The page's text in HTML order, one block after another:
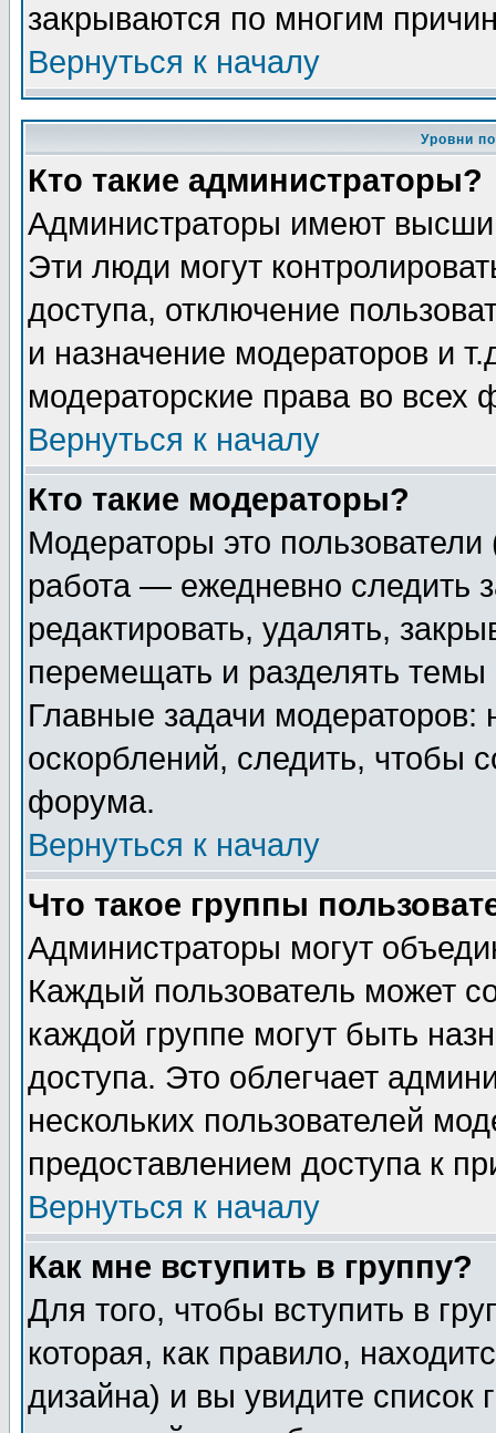
закрываются по многим
Вернуться к началу
Уровни
Кто такие администраторы?
Администраторы имеют
Эти люди могут
доступа, отключение
и назначение модераторов и
модераторские права во всех
Вернуться к началу
Кто такие модераторы?
Модераторы это
работа — ежедневно следить
редактировать, удалять,
перемещать и разделять
Главные задачи
оскорблений, следить, чтобы
форума.
Вернуться к началу
Что такое группы
Администраторы могут
Каждый пользователь может
каждой группе могут быть
доступа. Это облегчает
нескольких пользователей
предоставлением доступа к
Вернуться к началу
Как мне вступить в группу?
Для того, чтобы вступить в
которая, как правило,
дизайна) и вы увидите список